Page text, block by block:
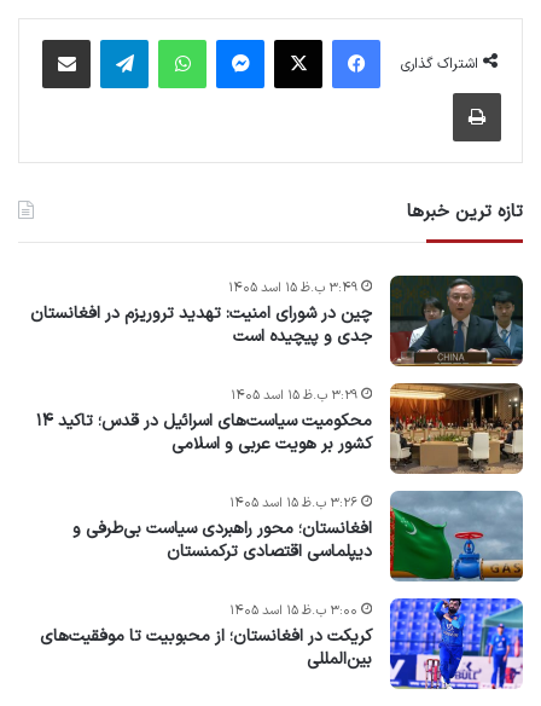
اشتراک گذاری
فیس بوک پیام رسان واتس آپ
تازه ترین خبرها
چین در شورای امنیت: تهدید تروریزم در افغانستان
جدی و پیچیده است
۳:۴۹ ب.ظ ۱۵ اسد ۱۴۰۵
محکومیت سیاست‌های اسرائیل در قدس؛ تاکید ۱۴
کشور بر هویت عربی و اسلامی
۳:۲۹ ب.ظ ۱۵ اسد ۱۴۰۵
افغانستان؛ محور راهبردی سیاست بی‌طرفی و
دیپلماسی اقتصادی ترکمنستان
۳:۲۶ ب.ظ ۱۵ اسد ۱۴۰۵
کریکت در افغانستان؛ از محبوبیت تا موفقیت‌های
بین‌المللی
۳:۰۰ ب.ظ ۱۵ اسد ۱۴۰۵